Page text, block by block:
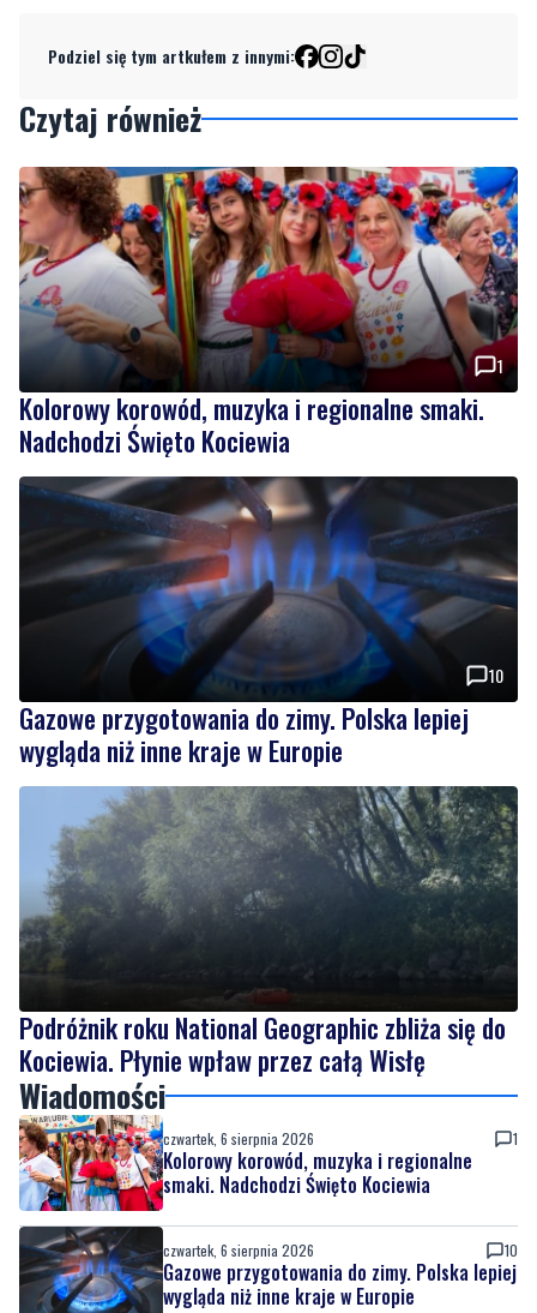
Podziel się tym artkułem z innymi:
Czytaj również
1
Kolorowy korowód, muzyka i regionalne smaki.
Nadchodzi Święto Kociewia
10
Gazowe przygotowania do zimy. Polska lepiej
wygląda niż inne kraje w Europie
Podróżnik roku National Geographic zbliża się do
Kociewia. Płynie wpław przez całą Wisłę
Wiadomości
czwartek, 6 sierpnia 2026 1
Kolorowy korowód, muzyka i regionalne
smaki. Nadchodzi Święto Kociewia
czwartek, 6 sierpnia 2026 10
Gazowe przygotowania do zimy. Polska lepiej
wygląda niż inne kraje w Europie